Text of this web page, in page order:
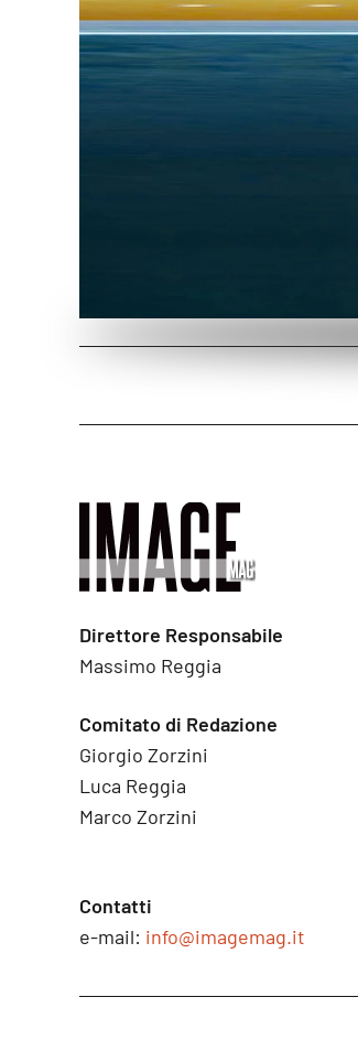
Direttore Responsabile
Massimo Reggia
Comitato di Redazione
Giorgio Zorzini
Luca Reggia
Marco Zorzini
Contatti
e-mail: info@imagemag.it